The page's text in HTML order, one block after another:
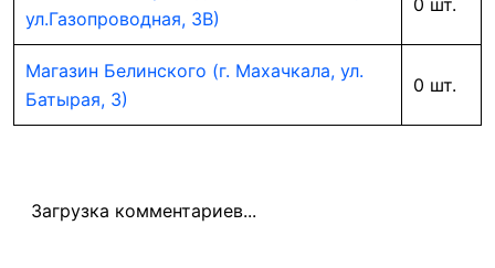
ул.Газопроводная, 3В)
0 шт.
Магазин Белинского (г. Махачкала, ул.
Батырая, 3)
0 шт.
Загрузка комментариев...